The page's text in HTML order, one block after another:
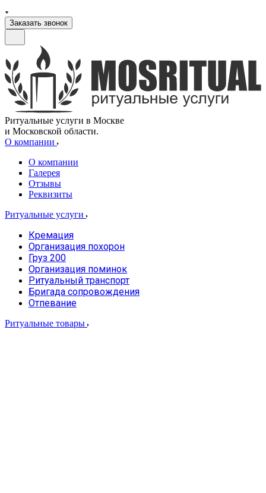
Заказать звонок
Ритуальные услуги в Москве
и Московской области.
О компании
О компании
Галерея
Отзывы
Реквизиты
Ритуальные услуги
Кремация
Организация похорон
Груз 200
Организация поминок
Ритуальный транспорт
Бригада сопровождения
Отпевание
Ритуальные товары